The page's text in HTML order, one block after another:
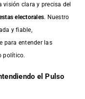
visión clara y precisa del
electorales. Nuestro
y fiable,
para entender las
político.
el Pulso